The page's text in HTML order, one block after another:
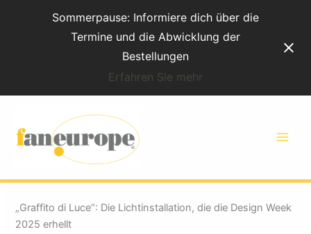
Sommerpause: Informiere dich über die
Termine und die Abwicklung der
Bestellungen
Erfahren Sie mehr
„Graffito di Luce“: Die
Installation, die die
Designwoche erhellt
„Graffito di Luce“: Die Lichtinstallation, die die Design Week
2025 erhellt